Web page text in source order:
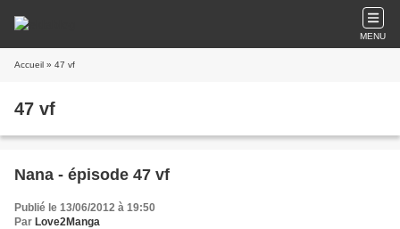
MENU
Accueil » 47 vf
47 vf
Nana - épisode 47 vf
Publié le 13/06/2012 à 19:50
Par Love2Manga